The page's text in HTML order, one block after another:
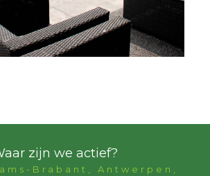
zijn we actief?
Brabant, Antwerpen,